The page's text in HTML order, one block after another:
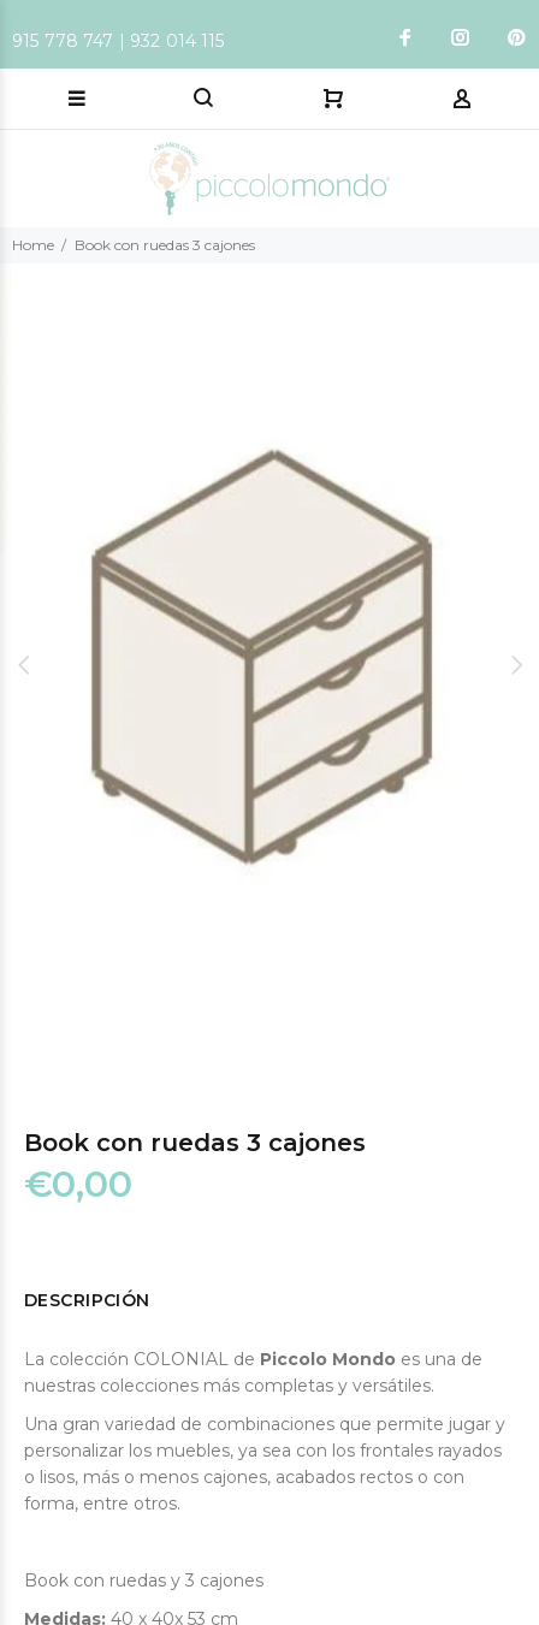
915 778 747 | 932 014 115
Home Book con ruedas 3 cajones
Book con ruedas 3 cajones
€0,00
DESCRIPCIÓN
La colección COLONIAL de Piccolo Mondo es una de
nuestras colecciones más completas y versátiles.
Una gran variedad de combinaciones que permite jugar y
personalizar los muebles, ya sea con los frontales rayados
o lisos, más o menos cajones, acabados rectos o con
forma, entre otros.
Book con ruedas y 3 cajones
Medidas: 40 x 40x 53 cm